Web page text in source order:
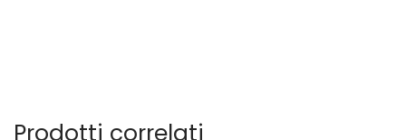
Prodotti correlati